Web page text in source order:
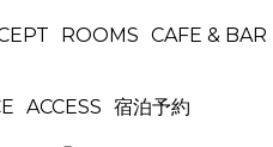
ROOMS CAFE & BAR
ACCESS 宿泊予約